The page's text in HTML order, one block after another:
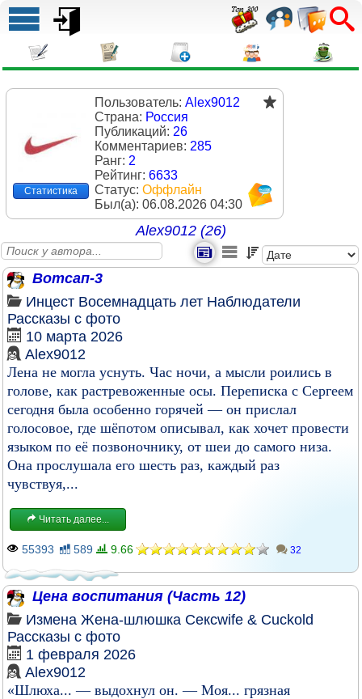
Статистика
Пользователь: Alex9012
Страна: Россия
Публикаций: 26
Комментариев: 285
Ранг: 2
Рейтинг: 6633
Статус: Оффлайн
Был(a): 06.08.2026 04:30
Alex9012 (26)
Вотсап-3
Инцест Восемнадцать лет Наблюдатели
Рассказы с фото
10 марта 2026
Alex9012
Лена не могла уснуть. Час ночи, а мысли роились в
голове, как растревоженные осы. Переписка с Сергеем
сегодня была особенно горячей — он прислал
голосовое, где шёпотом описывал, как хочет провести
языком по её позвоночнику, от шеи до самого низа.
Она прослушала его шесть раз, каждый раз
чувствуя,...
Читать далее...
55393 589 9.66 32
Цена воспитания (Часть 12)
Измена Жена-шлюшка Сексwife & Cuckold
Рассказы с фото
1 февраля 2026
Alex9012
«Шлюха... — выдохнул он. — Моя... грязная